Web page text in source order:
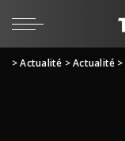
>Actualité >Actualité >